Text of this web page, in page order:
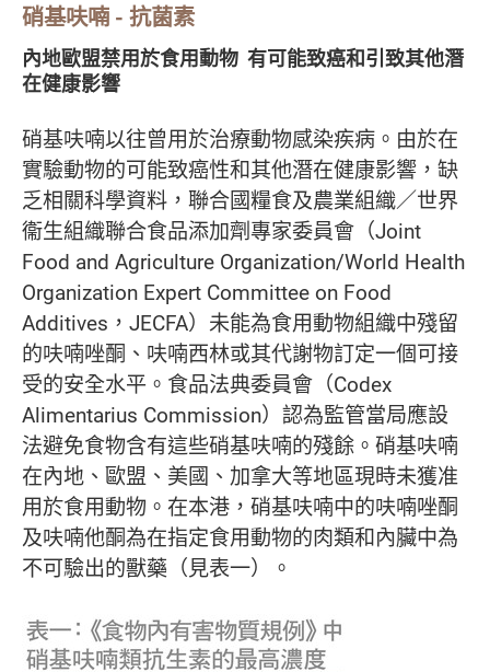
硝基呋喃 - 抗菌素
內地歐盟禁用於食用動物 有可能致癌和引致其他潛
在健康影響
硝基呋喃以往曾用於治療動物感染疾病。由於在
實驗動物的可能致癌性和其他潛在健康影響，缺
乏相關科學資料，聯合國糧食及農業組織／世界
衞生組織聯合食品添加劑專家委員會（Joint
Food and Agriculture Organization/World Health
Organization Expert Committee on Food
Additives，JECFA）未能為食用動物組織中殘留
的呋喃唑酮、呋喃西林或其代謝物訂定一個可接
受的安全水平。食品法典委員會（Codex
Alimentarius Commission）認為監管當局應設
法避免食物含有這些硝基呋喃的殘餘。硝基呋喃
在內地、歐盟、美國、加拿大等地區現時未獲准
用於食用動物。在本港，硝基呋喃中的呋喃唑酮
及呋喃他酮為在指定食用動物的肉類和內臟中為
不可驗出的獸藥（見表一）。